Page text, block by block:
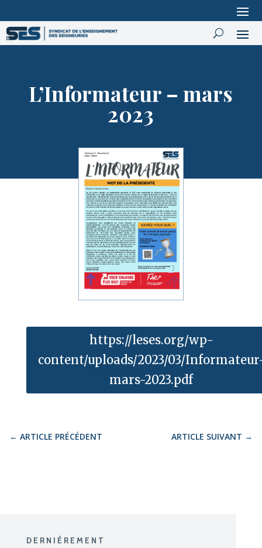
L’Informateur – mars
2023
https://leses.org/wp-
content/uploads/2023/03/
mars-2023.pdf
← ARTICLE PRÉCÉDENT ARTICLE SUIVANT →
DERNIÈREMENT